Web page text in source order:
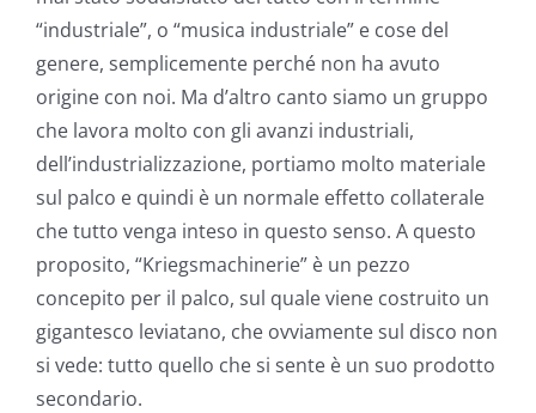
“industriale”, o “musica industriale” e cose del
genere, semplicemente perché non ha avuto
origine con noi. Ma d’altro canto siamo un gruppo
che lavora molto con gli avanzi industriali,
dell’industrializzazione, portiamo molto materiale
sul palco e quindi è un normale effetto collaterale
che tutto venga inteso in questo senso. A questo
proposito, “Kriegsmachinerie” è un pezzo
concepito per il palco, sul quale viene costruito un
gigantesco leviatano, che ovviamente sul disco non
si vede: tutto quello che si sente è un suo prodotto
secondario.